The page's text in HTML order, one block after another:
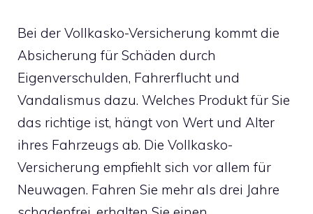
Bei der Vollkasko-Versicherung kommt die
Absicherung für Schäden durch
Eigenverschulden, Fahrerflucht und
Vandalismus dazu. Welches Produkt für Sie
das richtige ist, hängt von Wert und Alter
ihres Fahrzeugs ab. Die Vollkasko-
Versicherung empfiehlt sich vor allem für
Neuwagen. Fahren Sie mehr als drei Jahre